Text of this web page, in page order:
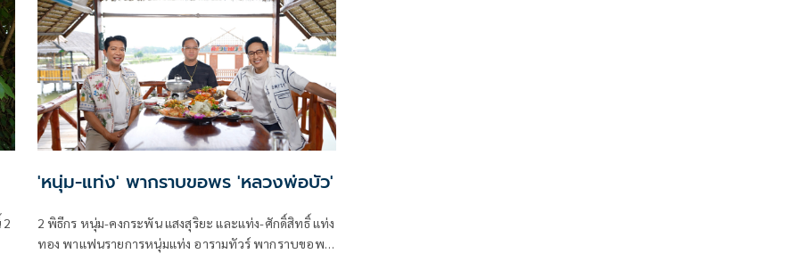
2
'หนุ่ม-แท่ง' พากราบขอพร 'หลวงพ่อบัว'
2 พิธีกร หนุ่ม-คงกระพัน แสงสุริยะ และแท่ง-ศักดิ์สิทธิ์ แท่ง
ทอง พาแฟนรายการหนุ่มแท่ง อารามทัวร์ พากราบขอพร